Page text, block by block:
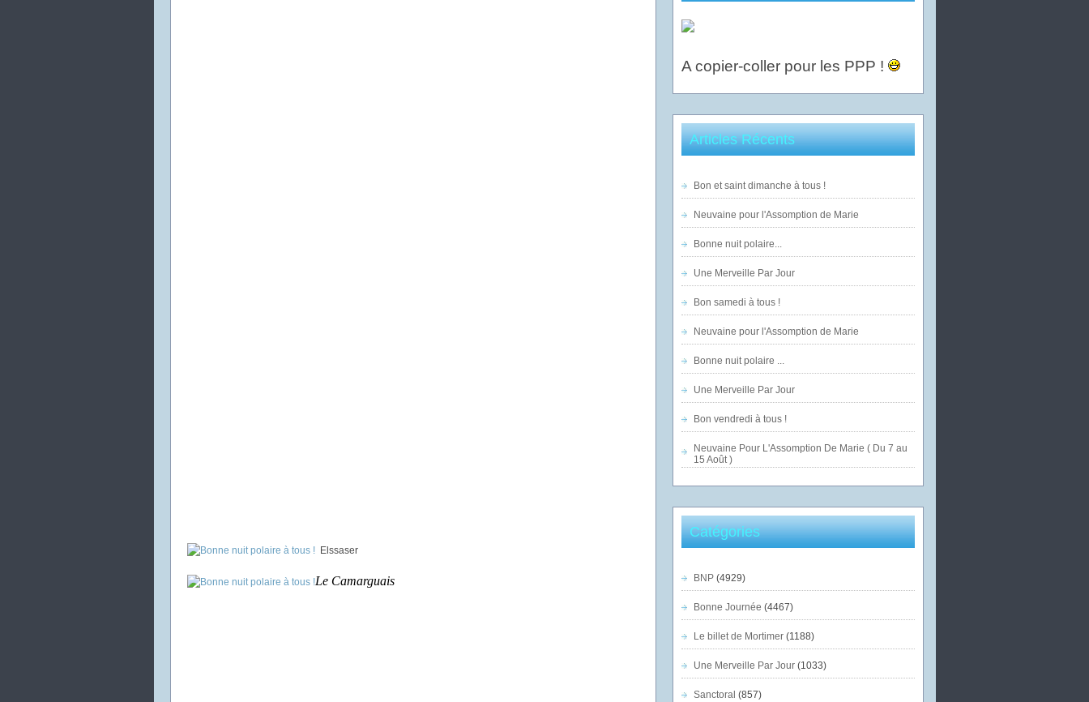
Elssaser
Le Camarguais
A copier-coller pour les PPP !
Articles Récents
Bon et saint dimanche à tous !
Neuvaine pour l'Assomption de Marie
Bonne nuit polaire...
Une Merveille Par Jour
Bon samedi à tous !
Neuvaine pour l'Assomption de Marie
Bonne nuit polaire ...
Une Merveille Par Jour
Bon vendredi à tous !
Neuvaine Pour L'Assomption De Marie ( Du 7 au
15 Août )
Catégories
BNP(4929)
Bonne Journée (4467)
Le billet de Mortimer(1188)
Une Merveille Par Jour(1033)
Sanctoral (857)